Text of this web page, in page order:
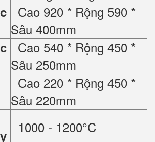
Cao 920 * Rộng 590 *
Sâu 400mm
Cao 540 * Rộng 450 *
Sâu 250mm
Cao 220 * Rộng 450 *
Sâu 220mm
1000 - 1200°C